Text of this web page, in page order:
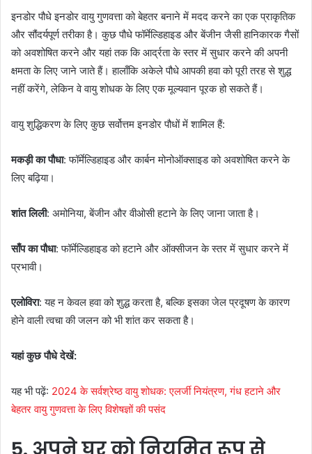
इनडोर पौधे इनडोर वायु गुणवत्ता को बेहतर बनाने में मदद करने का एक प्राकृतिक
और सौंदर्यपूर्ण तरीका है। कुछ पौधे फॉर्मेल्डिहाइड और बेंजीन जैसी हानिकारक गैसों
को अवशोषित करने और यहां तक ​​कि आर्द्रता के स्तर में सुधार करने की अपनी
क्षमता के लिए जाने जाते हैं। हालाँकि अकेले पौधे आपकी हवा को पूरी तरह से शुद्ध
नहीं करेंगे, लेकिन वे वायु शोधक के लिए एक मूल्यवान पूरक हो सकते हैं।
वायु शुद्धिकरण के लिए कुछ सर्वोत्तम इनडोर पौधों में शामिल हैं:
मकड़ी का पौधा: फॉर्मेल्डिहाइड और कार्बन मोनोऑक्साइड को अवशोषित करने के
लिए बढ़िया।
शांत लिली: अमोनिया, बेंजीन और वीओसी हटाने के लिए जाना जाता है।
साँप का पौधा: फॉर्मेल्डिहाइड को हटाने और ऑक्सीजन के स्तर में सुधार करने में
प्रभावी।
एलोविरा: यह न केवल हवा को शुद्ध करता है, बल्कि इसका जेल प्रदूषण के कारण
होने वाली त्वचा की जलन को भी शांत कर सकता है।
यहां कुछ पौधे देखें:
यह भी पढ़ें: 2024 के सर्वश्रेष्ठ वायु शोधक: एलर्जी नियंत्रण, गंध हटाने और
बेहतर वायु गुणवत्ता के लिए विशेषज्ञों की पसंद
5. अपने घर को नियमित रूप से